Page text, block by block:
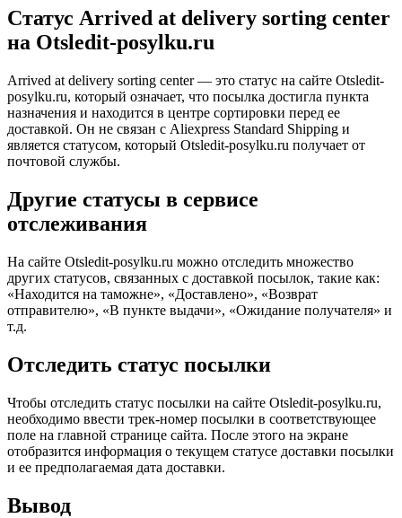
Статус Arrived at delivery sorting center
на Otsledit-posylku.ru
Arrived at delivery sorting center — это статус на сайте Otsledit-
posylku.ru, который означает, что посылка достигла пункта
назначения и находится в центре сортировки перед ее
доставкой. Он не связан с Aliexpress Standard Shipping и
является статусом, который Otsledit-posylku.ru получает от
почтовой службы.
Другие статусы в сервисе
отслеживания
На сайте Otsledit-posylku.ru можно отследить множество
других статусов, связанных с доставкой посылок, такие как:
«Находится на таможне», «Доставлено», «Возврат
отправителю», «В пункте выдачи», «Ожидание получателя» и
т.д.
Отследить статус посылки
Чтобы отследить статус посылки на сайте Otsledit-posylku.ru,
необходимо ввести трек-номер посылки в соответствующее
поле на главной странице сайта. После этого на экране
отобразится информация о текущем статусе доставки посылки
и ее предполагаемая дата доставки.
Вывод